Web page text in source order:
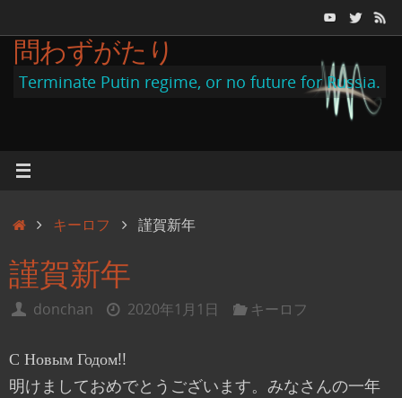
ン
ッ
プ
問わずがたり
Terminate Putin regime, or no future for Russia.
ホ
ム
キーロフ 謹賀新年
謹賀新年
donchan 2020年1月1日 キーロフ
С Новым Годом!!
明けましておめでとうございます。みなさんの一年